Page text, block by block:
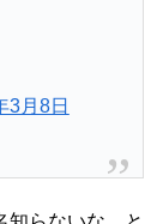
3月8日